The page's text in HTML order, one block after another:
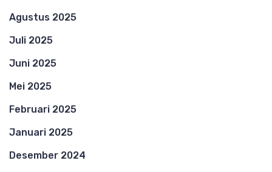
Agustus 2025
Juli 2025
Juni 2025
Mei 2025
Februari 2025
Januari 2025
Desember 2024